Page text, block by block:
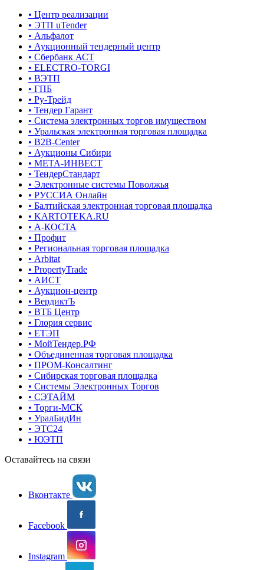
• Центр реализации
• ЭТП uTender
• Альфалот
• Аукционный тендерный центр
• Сбербанк АСТ
• ELECTRO-TORGI
• ВЭТП
• ГПБ
• Ру-Трейд
• Тендер Гарант
• Система электронных торгов имуществом
• Уральская электронная торговая площадка
• B2B-Center
• Аукционы Сибири
• МЕТА-ИНВЕСТ
• ТендерСтандарт
• Электронные системы Поволжья
• РУССИА Онлайн
• Балтийская электронная торговая площадка
• KARTOTEKA.RU
• А-КОСТА
• Профит
• Региональная торговая площадка
• Arbitat
• PropertyTrade
• АИСТ
• Аукцион-центр
• ВердиктЪ
• ВТБ Центр
• Глория сервис
• ЕТЭП
• МойТендер.РФ
• Объединенная торговая площадка
• ПРОМ-Консалтинг
• Сибирская торговая площадка
• Системы Электронных Торгов
• СЭТАЙМ
• Торги-МСК
• УралБидИн
• ЭТС24
• ЮЭТП
Оставайтесь на связи
Вконтакте
Facebook
Instagram